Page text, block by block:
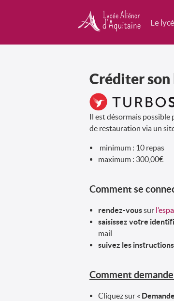
Le
Créditer
Il est désormais possible
de restauration via un
minimum : 10 repas
maximum : 300,00€
Comment se
rendez-voussur
saisissez votre
mail
suivez les instructions
Comment
Cliquez sur «